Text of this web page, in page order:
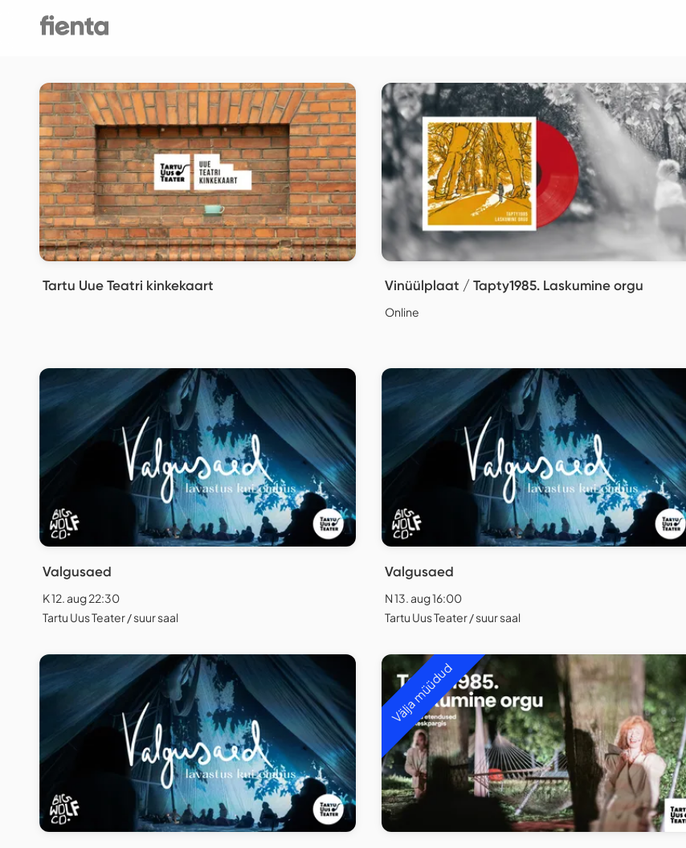
Tartu Uue Teatri kinkekaart Vinüülplaat / Tapty1985. Laskumine orgu
Online
Valgusaed
K 12. aug 22:30
Tartu Uus Teater / suur saal
Valgusaed
N 13. aug 16:00
Tartu Uus Teater / suur saal
Välja müüdud